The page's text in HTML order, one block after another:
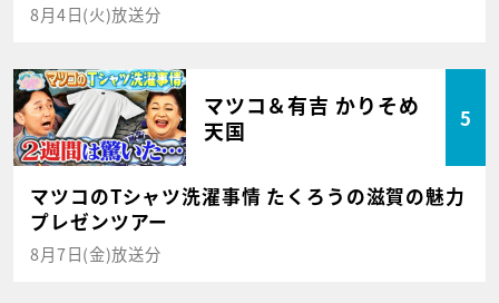
8月4日(火)放送分
マツコ＆有吉 かりそめ
天国
5
マツコのTシャツ洗濯事情 たくろうの滋賀の魅力
プレゼンツアー
8月7日(金)放送分